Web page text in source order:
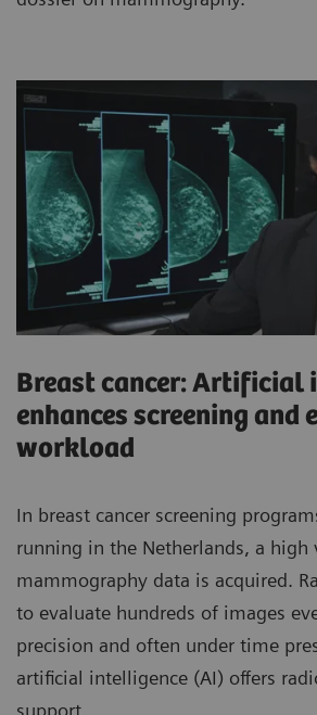
Breast cancer: Artificial
enhances screening and
workload
In breast cancer screening
running in the Netherlands, a high
mammography data is acquired.
to evaluate hundreds of images
precision and often under time
artificial intelligence (AI) offers
support.